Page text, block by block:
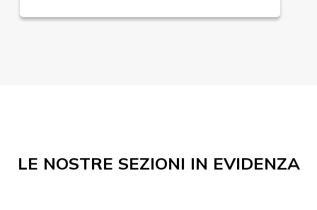
LE NOSTRE SEZIONI IN EVIDENZA